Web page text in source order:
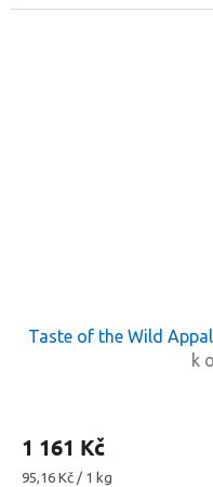
Taste of the Wild
k
1 161 Kč
Měrná
95,16 Kč / 1 kg